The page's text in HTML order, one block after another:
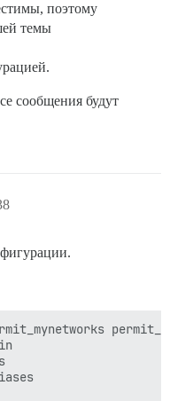
поэтому
темы
сообщения будут